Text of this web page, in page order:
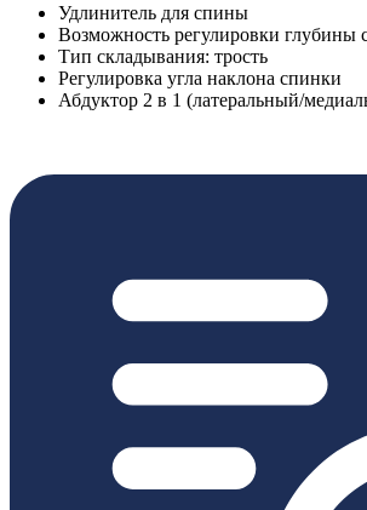
Удлинитель для спины
Возможность регулировки глубины
Тип складывания: трость
Регулировка угла наклона спинки
Абдуктор 2 в 1 (латеральный/